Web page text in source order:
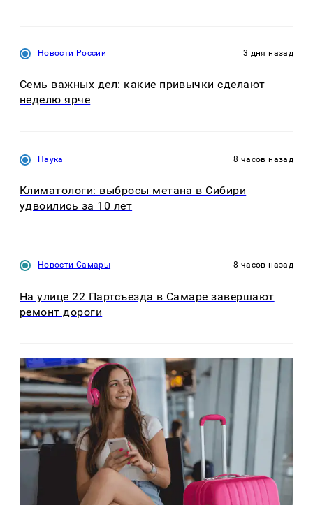
Новости России 3 дня назад
Семь важных дел: какие привычки сделают
неделю ярче
Наука 8 часов назад
Климатологи: выбросы метана в Сибири
удвоились за 10 лет
Новости Самары 8 часов назад
На улице 22 Партсъезда в Самаре завершают
ремонт дороги